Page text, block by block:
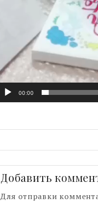
00:00
Добавить
Для отправки